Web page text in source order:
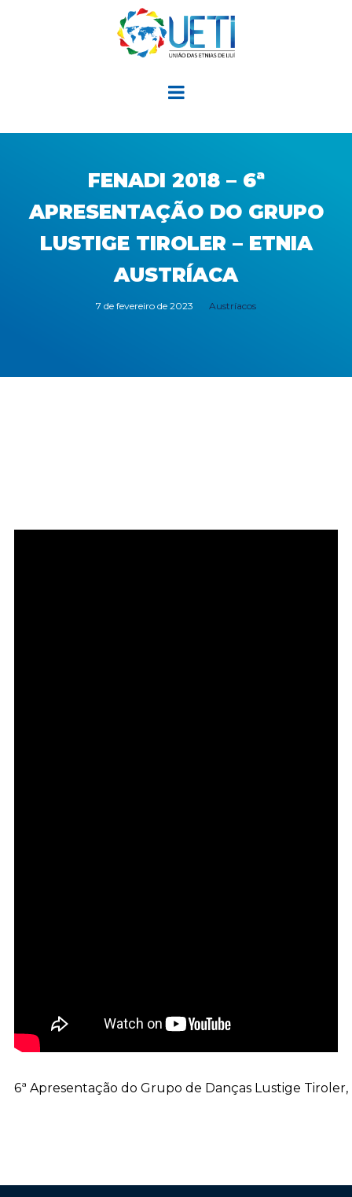
FENADI 2018 – 6ª
APRESENTAÇÃO DO GRUPO
LUSTIGE TIROLER – ETNIA
AUSTRÍACA
7 de fevereiro de 2023 Austríacos
6ª Apresentação do Grupo de Danças Lustige